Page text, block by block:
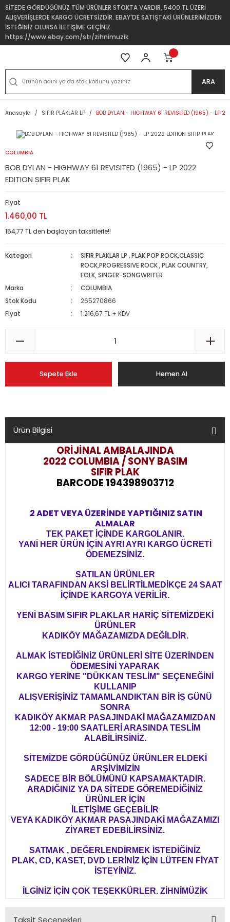
SİTEDE GÖRDÜĞÜNÜZ TÜM ÜRÜNLER STOKTA VARDIR, 5400 TL ÜZERİ
ALIŞVERİŞLERDE KARGO ÜCRETSİZDİR. EBAY'DE SATIŞTAKİ ÜRÜNLERİMİZDEN
İSTEĞİNİZ OLURSA İLETİŞİME GEÇİNİZ.
https://www.ebay.com/str/zihnimuzik
ARA
Anasayfa SIFIR PLAKLAR LP BOB DYLAN - HIGHWAY 61 REVISITED (1965) - LP
COLUMBIA
BOB DYLAN - HIGHWAY 61 REVISITED (1965) - LP 2022
EDITION SIFIR PLAK
Fiyat
1.460,00 TL
154,77 TL den başlayan taksitlerle!!
Kategori SIFIR PLAKLAR LP ,PLAK POP ROCK,CLASSIC
ROCK,PROGRESSIVE ROCK ,PLAK COUNTRY,
FOLK, SINGER-SONGWRITER
Marka
COLUMBIA
Stok Kodu
265270866
Fiyat
1.216,67 TL + KDV
Sepete Ekle Hemen Al
Ürün Bilgisi
ORİJİNAL AMBALAJINDA
2022 COLUMBIA / SONY BASIM
SIFIR PLAK
BARCODE 194398903712
2 ADET VEYA ÜZERİNDE YAPTIĞINIZ SATIN
ALMALAR
TEK PAKET İÇİNDE KARGOLANIR.
YANİ HER ÜRÜN İÇİN AYRI AYRI KARGO ÜCRETİ
ÖDEMEZSİNİZ.
SATILAN ÜRÜNLER
ALICI TARAFINDAN AKSİ BELİRTİLMEDİKÇE 24 SAAT
İÇİNDE KARGOYA VERİLİR.
YENİ BASIM SIFIR PLAKLAR HARİÇ SİTEMİZDEKİ
ÜRÜNLER
KADIKÖY MAĞAZAMIZDA DEĞİLDİR.
ALMAK İSTEDİĞİNİZ ÜRÜNLERİ SİTE ÜZERİNDEN
ÖDEMESİNİ YAPARAK
KARGO YERİNE "DÜKKAN TESLİM" SEÇENEĞİNİ
KULLANIP
ALIŞVERİŞİNİZ TAMAMLANDIKTAN BİR İŞ GÜNÜ
SONRA
KADIKÖY AKMAR PASAJINDAKİ MAĞAZAMIZDAN
12:00 - 19:00 SAATLERİ ARASINDA TESLİM
ALABİLİRSİNİZ.
SİTEMİZDE GÖRDÜĞÜNÜZ ÜRÜNLER ELDEKİ
ARŞİVİMİZİN
SADECE BİR BÖLÜMÜNÜ KAPSAMAKTADIR.
ARADIĞINIZ YA DA SİTEDE GÖREMEDİĞİNİZ
ÜRÜNLER İÇİN
İLETİŞİME GEÇEBİLİR
VEYA KADIKÖY AKMAR PASAJINDAKİ MAĞAZAMIZI
ZİYARET EDEBİLİRSİNİZ.
SATMAK , DEĞERLENDİRMEK İSTEDİĞİNİZ
PLAK, CD, KASET, DVD LERİNİZ İÇİN LÜTFEN FİYAT
İSTEYİNİZ.
İLGİNİZ İÇİN ÇOK TEŞEKKÜRLER. ZİHNİMÜZİK
Taksit Seçenekleri